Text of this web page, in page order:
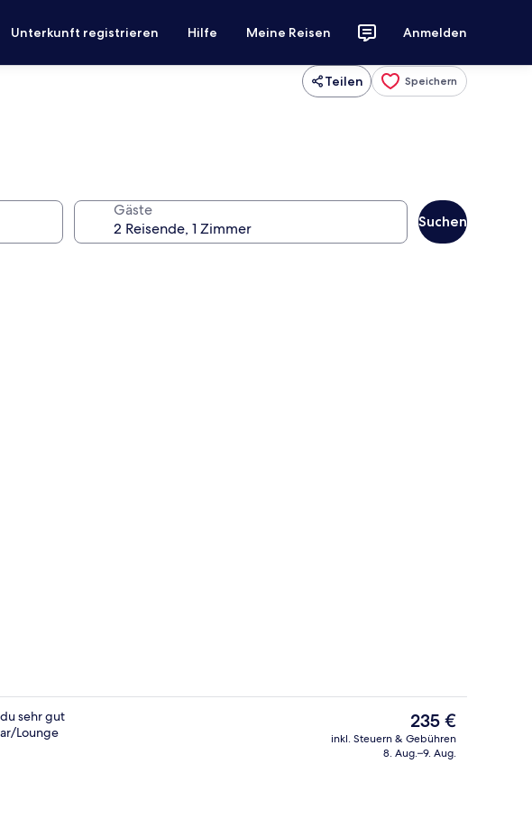
Unterkunft registrieren Hilfe Meine Reisen Anmelden
Teilen Speichern
Gäste
Suchen
sehr gut
Lounge
Der
aktuelle
Preis
235 €
inkl. Steuern & Gebühren
8. Aug.–9. Aug.